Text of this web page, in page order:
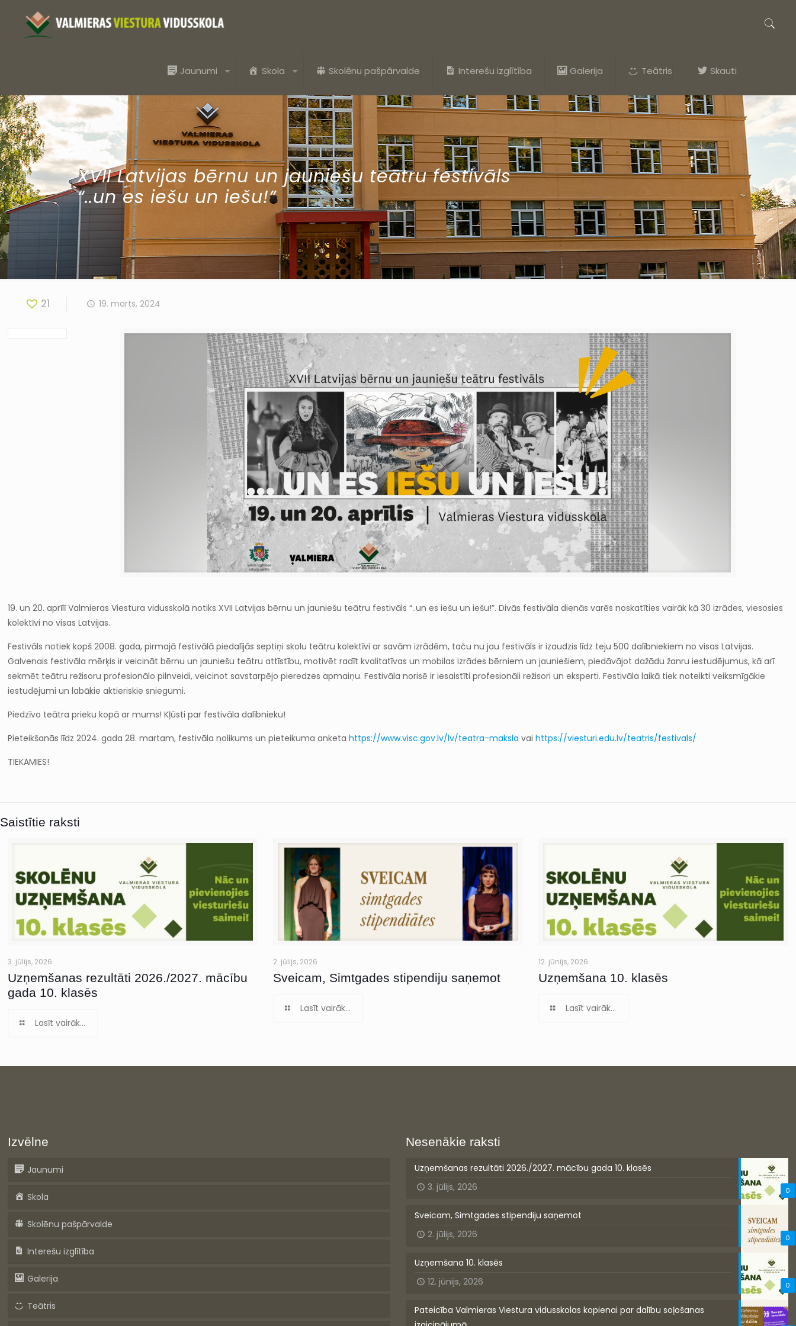
Jaunumi Skola Skolēnu pašpārvalde Interešu izglītība Galerija Teātris Skauti
XVII Latvijas bērnu un jauniešu teātru festivāls
“..un es iešu un iešu!”
21 19. marts, 2024
19. un 20. aprīlī Valmieras Viestura vidusskolā notiks XVII Latvijas bērnu un jauniešu teātru festivāls “..un es iešu un iešu!”. Divās festivāla dienās varēs noskatīties vairāk kā 30 izrādes, viesosies
kolektīvi no visas Latvijas.
Festivāls notiek kopš 2008. gada, pirmajā festivālā piedalījās septiņi skolu teātru kolektīvi ar savām izrādēm, taču nu jau festivāls ir izaudzis līdz teju 500 dalībniekiem no visas Latvijas.
Galvenais festivāla mērķis ir veicināt bērnu un jauniešu teātru attīstību, motivēt radīt kvalitatīvas un mobilas izrādes bērniem un jauniešiem, piedāvājot dažādu žanru iestudējumus, kā arī
sekmēt teātru režisoru profesionālo pilnveidi, veicinot savstarpējo pieredzes apmaiņu. Festivāla norisē ir iesaistīti profesionāli režisori un eksperti. Festivāla laikā tiek noteikti veiksmīgākie
iestudējumi un labākie aktieriskie sniegumi.
Piedzīvo teātra prieku kopā ar mums! Kļūsti par festivāla dalībnieku!
Pieteikšanās līdz 2024. gada 28. martam, festivāla nolikums un pieteikuma anketahttps://www.visc.gov.lv/lv/teatra-maksla vaihttps://viesturi.edu.lv/teatris/festivals/
TIEKAMIES!
Saistītie raksti
3. jūlijs, 2026
Uzņemšanas rezultāti 2026./2027. mācību
gada 10. klasēs
Lasīt vairāk...
2. jūlijs, 2026
Sveicam, Simtgades stipendiju saņemot
Lasīt vairāk...
12. jūnijs, 2026
Uzņemšana 10. klasēs
Lasīt vairāk...
Izvēlne
Jaunumi
Skola
Skolēnu pašpārvalde
Interešu izglītība
Galerija
Teātris
Nesenākie raksti
0
Uzņemšanas rezultāti 2026./2027. mācību gada 10. klasēs
3. jūlijs, 2026
0
Sveicam, Simtgades stipendiju saņemot
2. jūlijs, 2026
0
Uzņemšana 10. klasēs
12. jūnijs, 2026
Pateicība Valmieras Viestura vidusskolas kopienai par dalību soļošanas